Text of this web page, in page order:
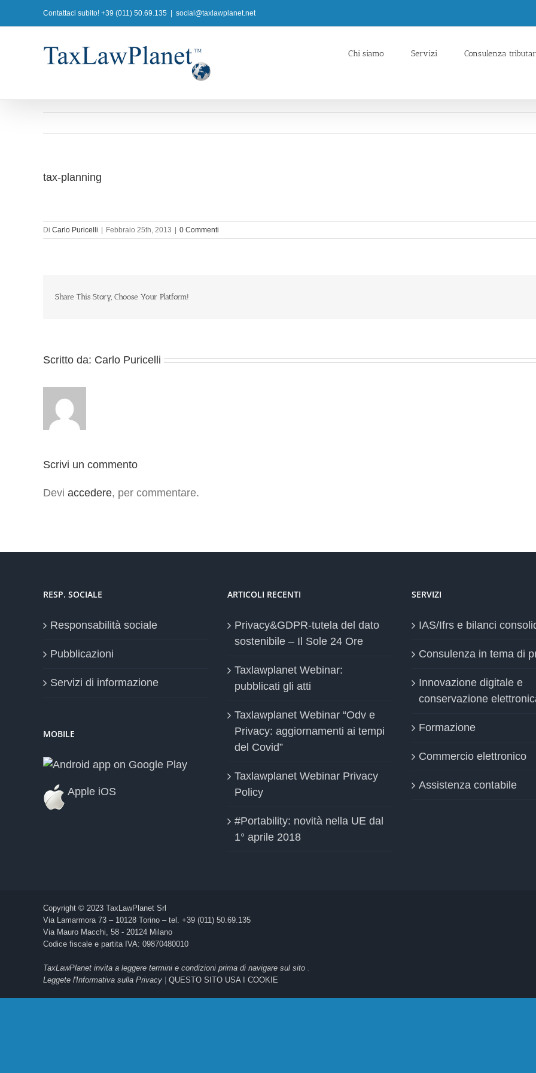
al
Contattaci subito! +39 (011) 50.69.135 social@taxlawplanet.net
Chi siamo Servizi Consulenza
tax-planning
Di Carlo Puricelli Febbraio 25th, 2013 0 Commenti
Share This Story, Choose Your Platform!
Scritto da: Carlo Puricelli
Scrivi un commento
Devi accedere, per commentare.
RESP. SOCIALE
Responsabilità sociale
Pubblicazioni
Servizi di informazione
MOBILE
Apple iOS
ARTICOLI RECENTI
Privacy&GDPR-tutela del dato
sostenibile – Il Sole 24 Ore
Taxlawplanet Webinar:
pubblicati gli atti
Taxlawplanet Webinar “Odv e
Privacy: aggiornamenti ai tempi
del Covid”
Taxlawplanet Webinar Privacy
Policy
#Portability: novità nella UE dal
1° aprile 2018
SERVIZI
IAS/Ifrs e bilanci
Consulenza in tema di
Innovazione digitale e
conservazione
Formazione
Commercio elettronico
Assistenza contabile
Copyright © 2023 TaxLawPlanet Srl
Via Lamarmora 73 – 10128 Torino – tel. +39 (011) 50.69.135
Via Mauro Macchi, 58 - 20124 Milano
Codice fiscale e partita IVA: 09870480010
TaxLawPlanet invita a leggere termini e condizioni prima di navigare sul sito
Leggete l'Informativa sulla Privacy | QUESTO SITO USA I COOKIE